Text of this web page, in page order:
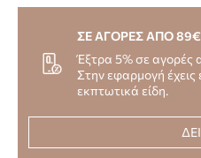
ΣΕ ΑΓΟΡΕΣ ΑΠΟ 89€
Έξτρα 5% σε αγορές
Στην εφαρμογή
εκπτωτικά είδη.